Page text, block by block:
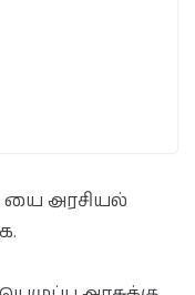
யை அரசியல்